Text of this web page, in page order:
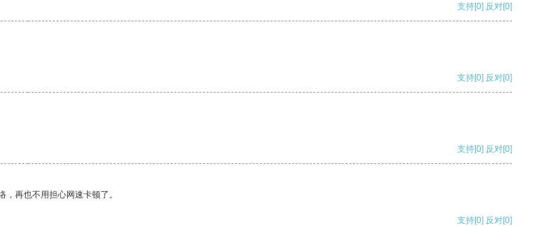
支持[0] 反对[0]
支持[0] 反对[0]
支持[0] 反对[0]
再也不用担心网速卡顿了。
支持[0] 反对[0]